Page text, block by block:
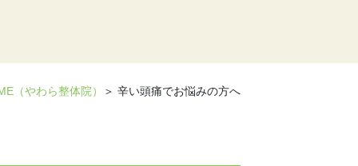
（やわら整体院） ＞ 辛い頭痛でお悩みの方へ